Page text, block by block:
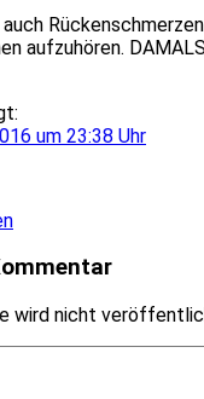
aufzuhören.
um 23:38 Uhr
wird nicht